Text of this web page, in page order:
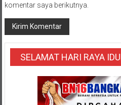
komentar saya berikutnya.
SELAMAT HARI RAYA